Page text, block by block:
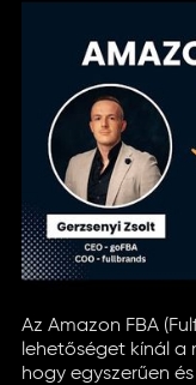
Az Amazon FBA
lehetőséget kínál a
hogy egyszerűen